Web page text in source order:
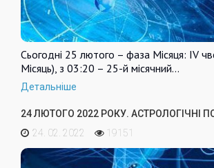
Сьогодні 25 лютого – фаза Місяця: IV
Місяць), з 03:20 – 25-й місячний…
Детальніше
24 ЛЮТОГО 2022 РОКУ. АСТРОЛОГІЧНІ
24. 02. 2022
19151